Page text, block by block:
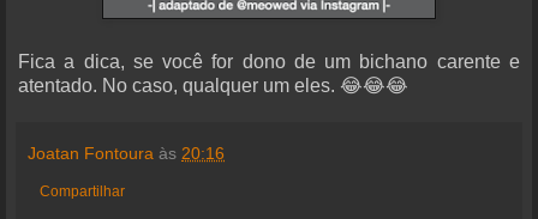
Fica a dica, se você for dono de um bichano carente e
atentado. No caso, qualquer um eles. 😂😂😂
Joatan Fontoura às 20:16
Compartilhar